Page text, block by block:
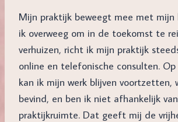
Mijn praktijk beweegt mee met mijn
ik overweeg om in de toekomst te
verhuizen, richt ik mijn praktijk
online en telefonische consulten.
kan ik mijn werk blijven voortzetten,
bevind, en ben ik niet afhankelijk
praktijkruimte. Dat geeft mij de